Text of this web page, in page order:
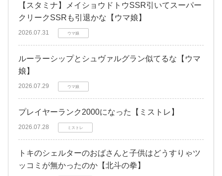
【スタミナ】メイショウドトウSSR引いてスーパー
クリークSSRも引退かな【ウマ娘】
2026.07.31 ウマ娘
ルーラーシップとシュヴァルグラン似てるな【ウマ
娘】
2026.07.29 ウマ娘
プレイヤーランク2000になった【ミストレ】
2026.07.28 ミストレ
トキのシェルターのおばさんと子供はどうすりゃツ
ッコミが無かったのか【北斗の拳】